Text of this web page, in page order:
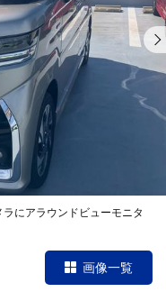
にアラウンドビューモニタ
画像一覧